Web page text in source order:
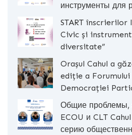
инструменты для
START
Civic și
diversitate”
Orașul Cahul a
ediție a Forumului
Democrației
Общие проблемы,
ECOU и CLT
серию